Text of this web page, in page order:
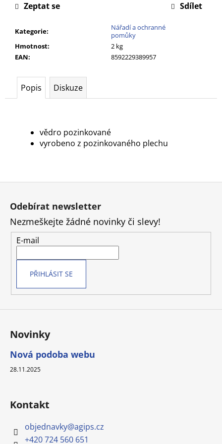
Kategorie:
Nářadí a ochranné
pomůky
Hmotnost:
2 kg
EAN: 8592229389957
Zeptat se Sdílet
Popis Diskuze
vědro pozinkované
vyrobeno z pozinkovaného plechu
e
m
e
Z
Odebírat newsletter
Nezmeškejte žádné novinky či slevy!
E-mail
PŘIHLÁSIT SE
Novinky
Nová podoba webu
28.11.2025
Kontakt
objednavky@agips.cz
+420 724 560 651